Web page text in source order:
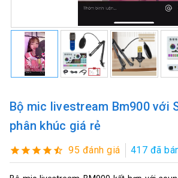
Bộ mic livestream Bm900 với
phân khúc giá rẻ
95 đánh giá 417 đã